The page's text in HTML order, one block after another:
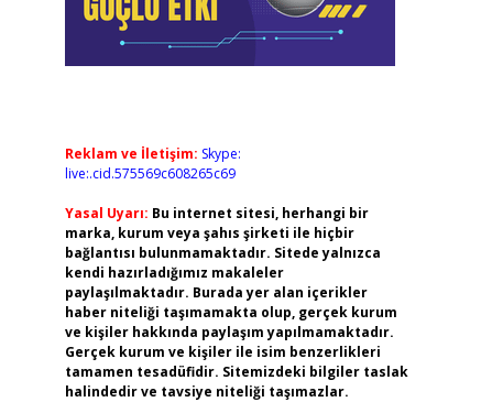
Reklam ve İletişim: Skype:
live:.cid.575569c608265c69
Yasal Uyarı: Bu internet sitesi, herhangi bir
marka, kurum veya şahıs şirketi ile hiçbir
bağlantısı bulunmamaktadır. Sitede yalnızca
kendi hazırladığımız makaleler
paylaşılmaktadır. Burada yer alan içerikler
haber niteliği taşımamakta olup, gerçek kurum
ve kişiler hakkında paylaşım yapılmamaktadır.
Gerçek kurum ve kişiler ile isim benzerlikleri
tamamen tesadüfidir. Sitemizdeki bilgiler taslak
halindedir ve tavsiye niteliği taşımazlar.